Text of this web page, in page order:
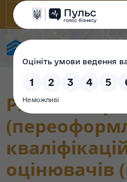
Рішення про
оцінювачів